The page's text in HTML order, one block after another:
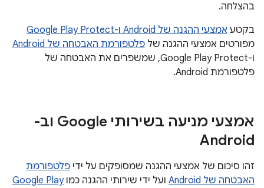
בהצלחה.
בקטע אמצעי ההגנה של Android ו-Google Play Protect
מפורטים אמצעי ההגנה של פלטפורמת האבטחה של Android
ו-Google Play Protect, שמשפרים את האבטחה של
פלטפורמת Android.
אמצעי מניעה בשירותי Google וב-
Android
זהו סיכום של אמצעי ההגנה שמסופקים על ידי פלטפורמת
האבטחה של Android
ועל ידי שירותי ההגנה כמוGoogle Play